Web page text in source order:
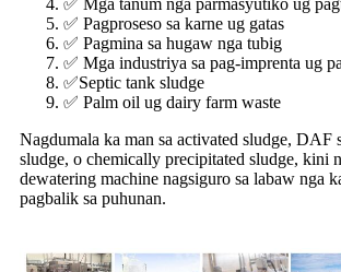
✅ Pagproseso sa karne ug gatas
✅ Pagmina sa hugaw nga tubig
✅ Mga industriya sa pag-imprenta ug
✅Septic tank sludge
✅ Palm oil ug dairy farm waste
Nagdumala ka man sa activated sludge, DAF
sludge, o chemically precipitated sludge, kini
dewatering machine nagsiguro sa labaw nga
pagbalik sa puhunan.